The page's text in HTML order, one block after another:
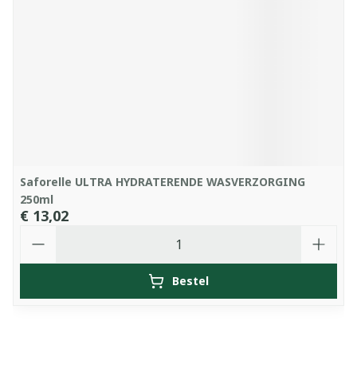
Saforelle ULTRA HYDRATERENDE WASVERZORGING
250ml
€ 13,02
Bestel